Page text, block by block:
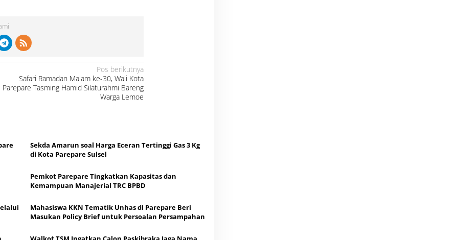
Pos berikutnya
Safari Ramadan Malam ke-30, Wali Kota
Parepare Tasming Hamid Silaturahmi Bareng
Warga Lemoe
Sekda Amarun soal Harga Eceran Tertinggi Gas 3 Kg
di Kota Parepare Sulsel
Pemkot Parepare Tingkatkan Kapasitas dan
Kemampuan Manajerial TRC BPBD
Mahasiswa KKN Tematik Unhas di Parepare Beri
Masukan Policy Brief untuk Persoalan Persampahan